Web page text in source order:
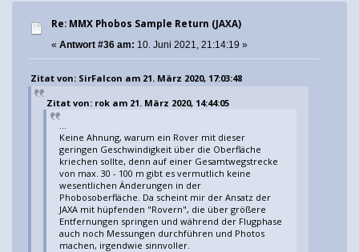
Re: MMX Phobos Sample Return (JAXA)
« Antwort #36 am: 10. Juni 2021, 21:14:19 »
Zitat von: SirFalcon am 21. März 2020, 17:03:48
Zitat von: rok am 21. März 2020, 14:44:05
Keine Ahnung, warum ein Rover mit dieser
geringen Geschwindigkeit über die Oberfläche
kriechen sollte, denn auf einer Gesamtwegstrecke
von max. 30 - 100 m gibt es vermutlich keine
wesentlichen Änderungen in der
Phobosoberfläche. Da scheint mir der Ansatz der
JAXA mit hüpfenden "Rovern", die über größere
Entfernungen springen und während der Flugphase
auch noch Messungen durchführen und Photos
machen, irgendwie sinnvoller.